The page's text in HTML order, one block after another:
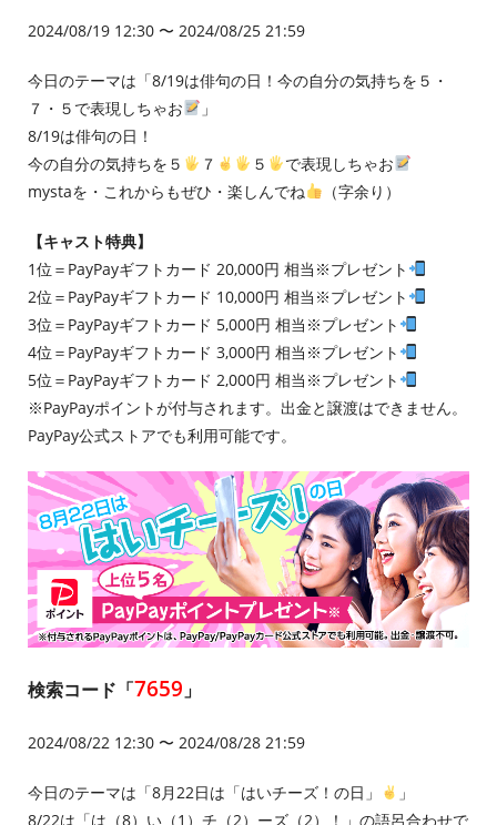
2024/08/19 12:30 〜 2024/08/25 21:59
今日のテーマは「8/19は俳句の日！今の自分の気持ちを５・
７・５で表現しちゃお
」
8/19は俳句の日！
今の自分の気持ちを５
７ ５
で表現しちゃお
mystaを・これからもぜひ・楽しんでね
（字余り）
【キャスト特典】
1位＝PayPayギフトカード 20,000円 相当※プレゼント
2位＝PayPayギフトカード 10,000円 相当※プレゼント
3位＝PayPayギフトカード 5,000円 相当※プレゼント
4位＝PayPayギフトカード 3,000円 相当※プレゼント
5位＝PayPayギフトカード 2,000円 相当※プレゼント
※PayPayポイントが付与されます。出金と譲渡はできません。
PayPay公式ストアでも利用可能です。
検索コード「7659 」
2024/08/22 12:30 〜 2024/08/28 21:59
今日のテーマは「8月22日は「はいチーズ！の日」
」
8/22は「は（8）い（1）チ（2）ーズ（2）！」の語呂合わせで